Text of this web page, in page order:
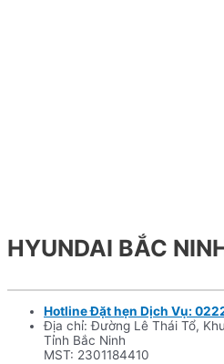
HYUNDAI BẮC
Hotline Đặt hẹn Dịch Vụ:
Địa chỉ: Đường Lê Thái Tổ,
Tỉnh Bắc Ninh
MST: 2301184410